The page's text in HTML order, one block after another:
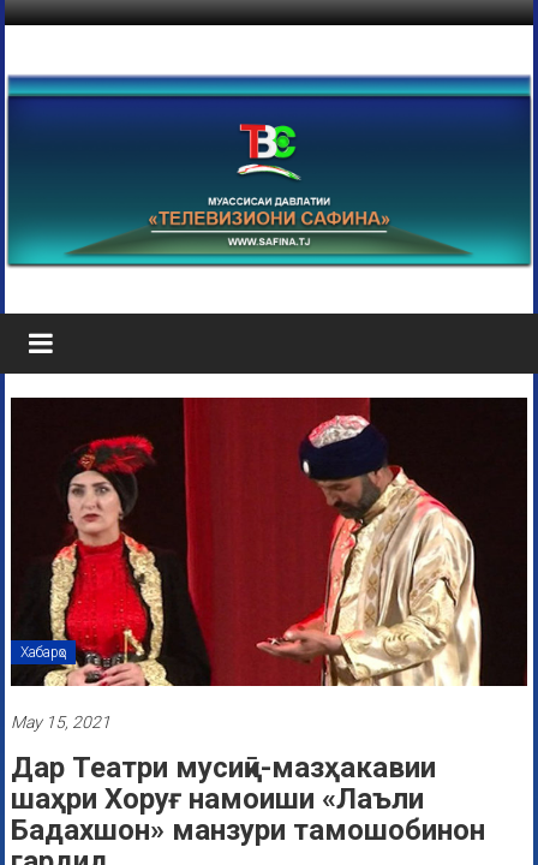
Хабарҳо
May 15, 2021
Дар Театри мусиқӣ-мазҳакавии
шаҳри Хоруғ намоиши «Лаъли
Бадахшон» манзури тамошобинон